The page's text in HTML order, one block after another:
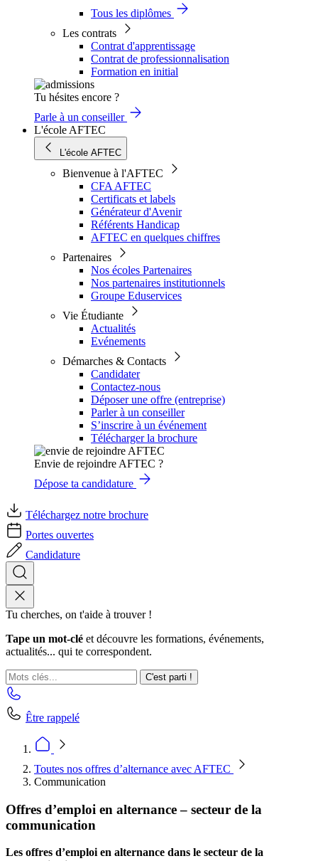
Tous les diplômes
Les contrats
Contrat d'apprentissage
Contrat de professionnalisation
Formation en initial
Tu hésites encore ?
Parle à un conseiller
L'école AFTEC
L'école AFTEC
Bienvenue à l'AFTEC
CFA AFTEC
Certificats et labels
Générateur d'Avenir
Référents Handicap
AFTEC en quelques chiffres
Partenaires
Nos écoles Partenaires
Nos partenaires institutionnels
Groupe Eduservices
Vie Étudiante
Actualités
Evénements
Démarches & Contacts
Candidater
Contactez-nous
Déposer une offre (entreprise)
Parler à un conseiller
S’inscrire à un événement
Télécharger la brochure
Envie de rejoindre AFTEC ?
Dépose ta candidature
Téléchargez notre brochure
Portes ouvertes
Candidature
Tu cherches, on t'aide à trouver !
Tape un mot-clé et découvre les formations, événements,
actualités... qui te correspondent.
C'est parti !
Être rappelé
Toutes nos offres d’alternance avec AFTEC
Communication
Offres d’emploi en alternance – secteur de la
communication
Les offres d’emploi en alternance dans le secteur de la